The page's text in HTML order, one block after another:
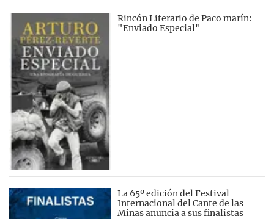
Rincón Literario de Paco marín:
"Enviado Especial"
La 65º edición del Festival
Internacional del Cante de las
Minas anuncia a sus finalistas